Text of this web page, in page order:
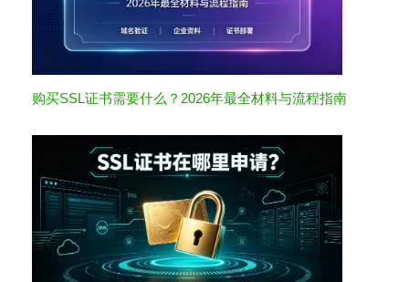
购买SSL证书需要什么？2026年最全材料与流程指南